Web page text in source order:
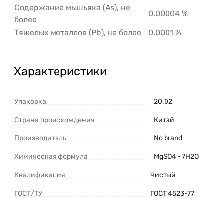
Содержание мышьяка (As), не
более
0.00004 %
Тяжелых металлов (Pb), не более
0.0001 %
Характеристики
Упаковка 20.02
Страна происхождения Китай
Производитель No brand
Химическая формула MgSO4 • 7H2O
Квалификация Чистый
ГОСТ/ТУ ГОСТ 4523-77